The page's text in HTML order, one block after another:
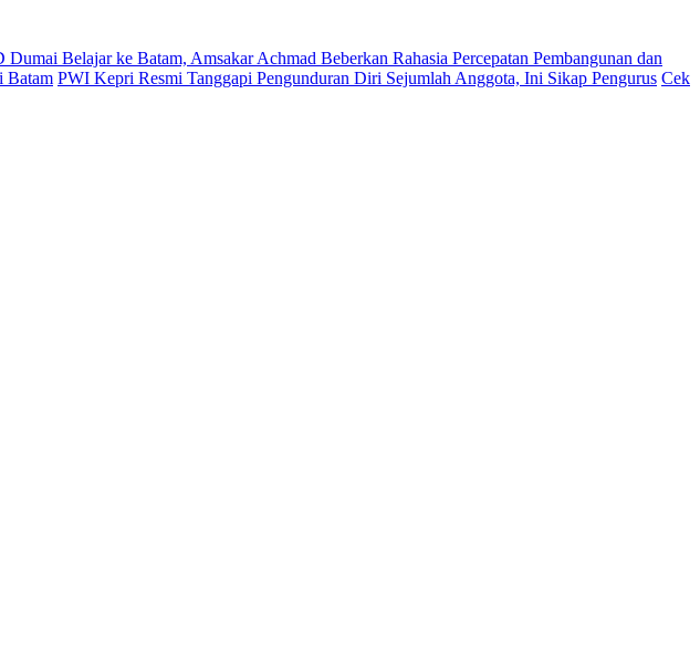
Dumai Belajar ke Batam, Amsakar Achmad Beberkan Rahasia Percepatan Pembangunan dan
Batam PWI Kepri Resmi Tanggapi Pengunduran Diri Sejumlah Anggota, Ini Sikap Pengurus Cek